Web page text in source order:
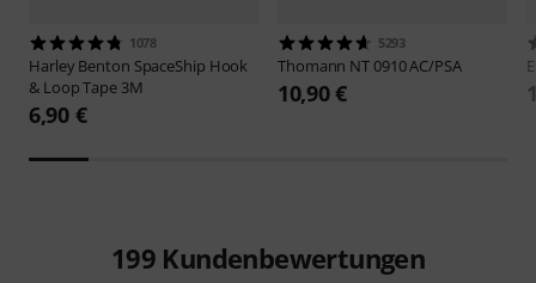
1078
Harley Benton SpaceShip Hook
& Loop Tape 3M
6,90 €
5293
Thomann NT 0910 AC/PSA
10,90 €
199 Kundenbewertungen